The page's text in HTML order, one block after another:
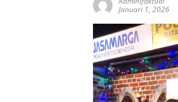
Januari 1, 2026